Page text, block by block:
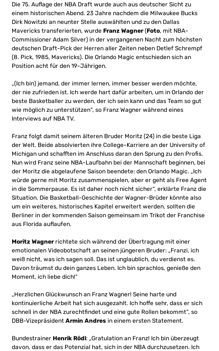
Die 75. Auflage der NBA Draft wurde auch aus deutscher Sicht zu
einem historischen Abend. 23 Jahre nachdem die Milwaukee Bucks
Dirk Nowitzki an neunter Stelle auswählten und zu den Dallas
Mavericks transferierten, wurde Franz Wagner(Foto, mit NBA-
Commissioner Adam Silver) in der vergangenen Nacht zum höchsten
deutschen Draft-Pick der Herren aller Zeiten neben Detlef Schrempf
(8. Pick, 1985, Mavericks). Die Orlando Magic entschieden sich an
Position acht für den 19-Jährigen.
„(Ich bin) jemand, der immer lernen, immer besser werden möchte,
der nie zufrieden ist. Ich werde hart dafür arbeiten, um in Orlando der
beste Basketballer zu werden, der ich sein kann und das Team so gut
wie möglich zu unterstützen“, so Franz Wagner während eines
Interviews auf NBA TV.
Franz folgt damit seinem älteren Bruder Moritz (24) in die beste Liga
der Welt. Beide absolvierten ihre College-Karriere an der University of
Michigan und schafften im Anschluss daran den Sprung zu den Profis.
Nun wird Franz seine NBA-Laufbahn bei der Mannschaft beginnen, bei
der Moritz die abgelaufene Saison beendete: den Orlando Magic. „Ich
würde gerne mit Moritz zusammenspielen, aber er geht als Free Agent
in die Sommerpause. Es ist daher noch nicht sicher“, erklärte Franz die
Situation. Die Basketball-Geschichte der Wagner-Brüder könnte also
um ein weiteres, historisches Kapitel erweitert werden, sollten die
Berliner in der kommenden Saison gemeinsam im Trikot der Franchise
aus Florida auflaufen.
Moritz Wagnerrichtete sich während der Übertragung mit einer
emotionalen Videobotschaft an seinen jüngeren Bruder: „Franzi, ich
weiß nicht, was ich sagen soll. Das ist unglaublich, du verdienst es.
Davon träumst du dein ganzes Leben. Ich bin sprachlos, genieße den
Moment, ich liebe dich!“
„Herzlichen Glückwunsch an Franz Wagner! Seine harte und
kontinuierliche Arbeit hat sich ausgezahlt. Ich hoffe sehr, dass er sich
schnell in der NBA zurechtfindet und eine gute Rollen bekommt“, so
DBB-Vizepräsident Armin Andres in einem ersten Statement.
Bundestrainer Henrik Rödl: „Gratulation an Franz! Ich bin überzeugt
davon, dass er das Potenzial hat, sich in der NBA durchzusetzen. Ich